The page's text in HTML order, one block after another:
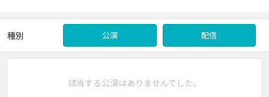
種別 公演 配信
該当する公演はありませんでした。